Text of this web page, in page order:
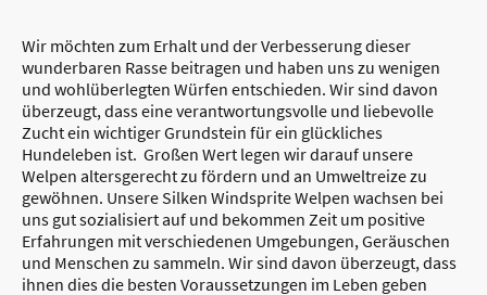
Wir möchten zum Erhalt und der Verbesserung dieser
wunderbaren Rasse beitragen und haben uns zu wenigen
und wohlüberlegten Würfen entschieden. Wir sind davon
überzeugt, dass eine verantwortungsvolle und liebevolle
Zucht ein wichtiger Grundstein für ein glückliches
Hundeleben ist. Großen Wert legen wir darauf unsere
Welpen altersgerecht zu fördern und an Umweltreize zu
gewöhnen. Unsere Silken Windsprite Welpen wachsen bei
uns gut sozialisiert auf und bekommen Zeit um positive
Erfahrungen mit verschiedenen Umgebungen, Geräuschen
und Menschen zu sammeln. Wir sind davon überzeugt, dass
ihnen dies die besten Voraussetzungen im Leben geben